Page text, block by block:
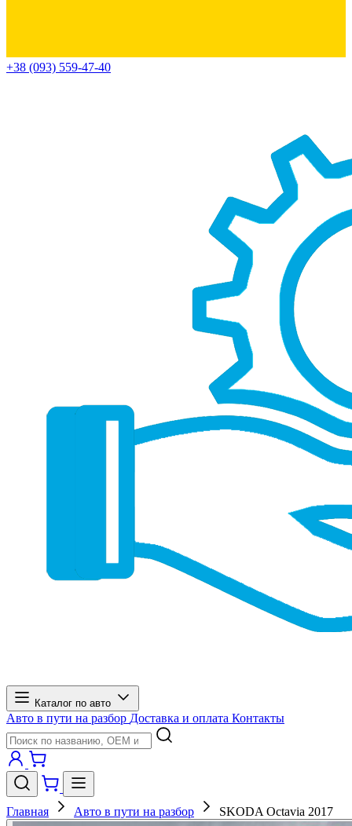
+38 (093) 559-47-40
Каталог по авто
Авто в пути на разбор Доставка и оплата Контакты
Главная Авто в пути на разбор SKODA Octavia 2017